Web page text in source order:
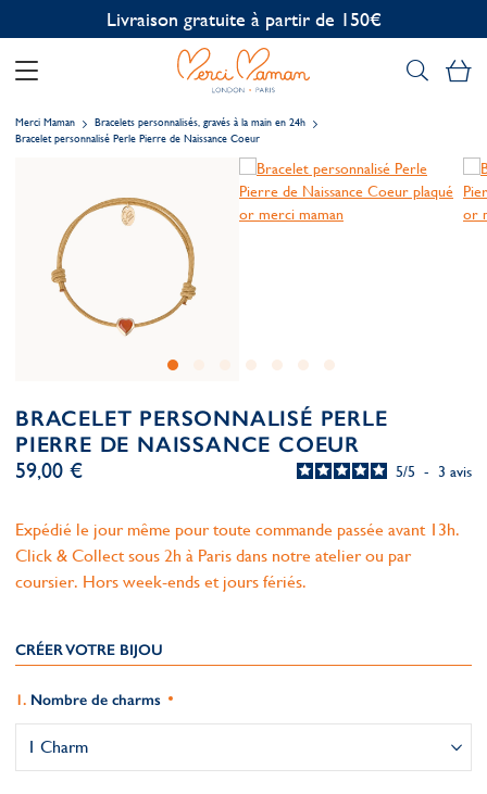
Personnalisation offerte
Merci Maman
Bracelets personnalisés, gravés à la main en 24h
Bracelet personnalisé Perle Pierre de Naissance Coeur
BRACELET PERSONNALISÉ PERLE
PIERRE DE NAISSANCE COEUR
5/5 - 3 avis
59,00 €
Expédié le jour même pour toute commande passée avant 13h.
Click & Collect sous 2h à Paris dans notre atelier ou par
coursier. Hors week-ends et jours fériés.
CRÉER VOTRE BIJOU
Nombre de charms